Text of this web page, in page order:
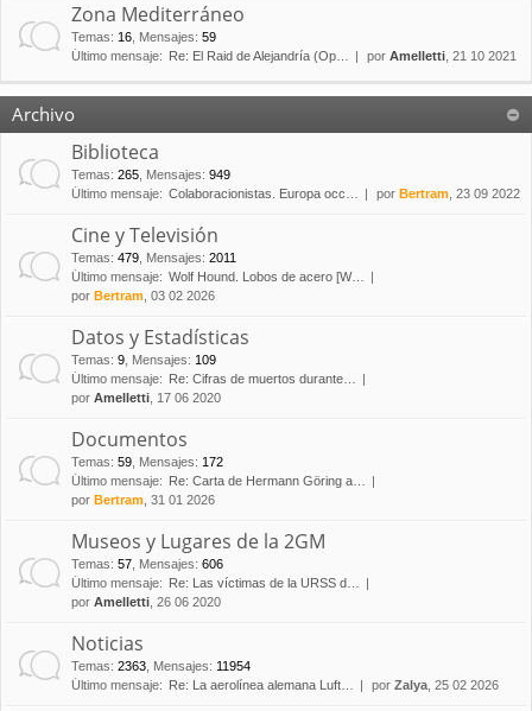
Zona Mediterráneo
Temas: 16 Mensajes: 59
Último mensaje:
Re: El Raid de Alejandría (Op… por Amelletti , 21 10 2021
Archivo
Biblioteca
Temas: 265 Mensajes: 949
Último mensaje: Colaboracionistas. Europa occ… por Bertram , 23 09 2022
Cine y Televisión
Temas: 479 Mensajes: 2011
Último mensaje: Wolf Hound. Lobos de acero [W…
por Bertram , 03 02 2026
Datos y Estadísticas
Temas: 9 Mensajes: 109
Último mensaje:
Re: Cifras de muertos durante…
por Amelletti , 17 06 2020
Documentos
Temas: 59 Mensajes: 172
Último mensaje:
Re: Carta de Hermann Göring a…
por Bertram , 31 01 2026
Museos y Lugares de la 2GM
Temas: 57 Mensajes: 606
Último mensaje:
Re: Las víctimas de la URSS d…
por Amelletti , 26 06 2020
Noticias
Temas: 2363 Mensajes: 11954
Último mensaje:
Re: La aerolínea alemana Luft… por Zalya , 25 02 2026